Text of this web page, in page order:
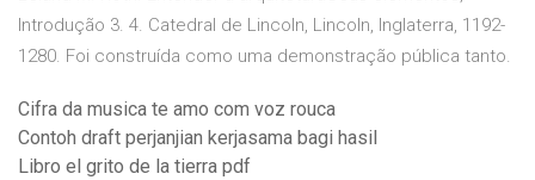
Introdução 3. 4. Catedral de Lincoln, Lincoln, Inglaterra, 1192-
1280. Foi construída como uma demonstração pública tanto.
Cifra da musica te amo com voz rouca
Contoh draft perjanjian kerjasama bagi hasil
Libro el grito de la tierra pdf